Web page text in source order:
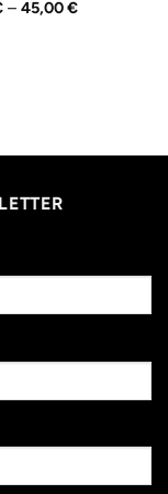
– 45,00€Price